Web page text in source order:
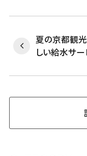
夏の京都観
しい給水サー